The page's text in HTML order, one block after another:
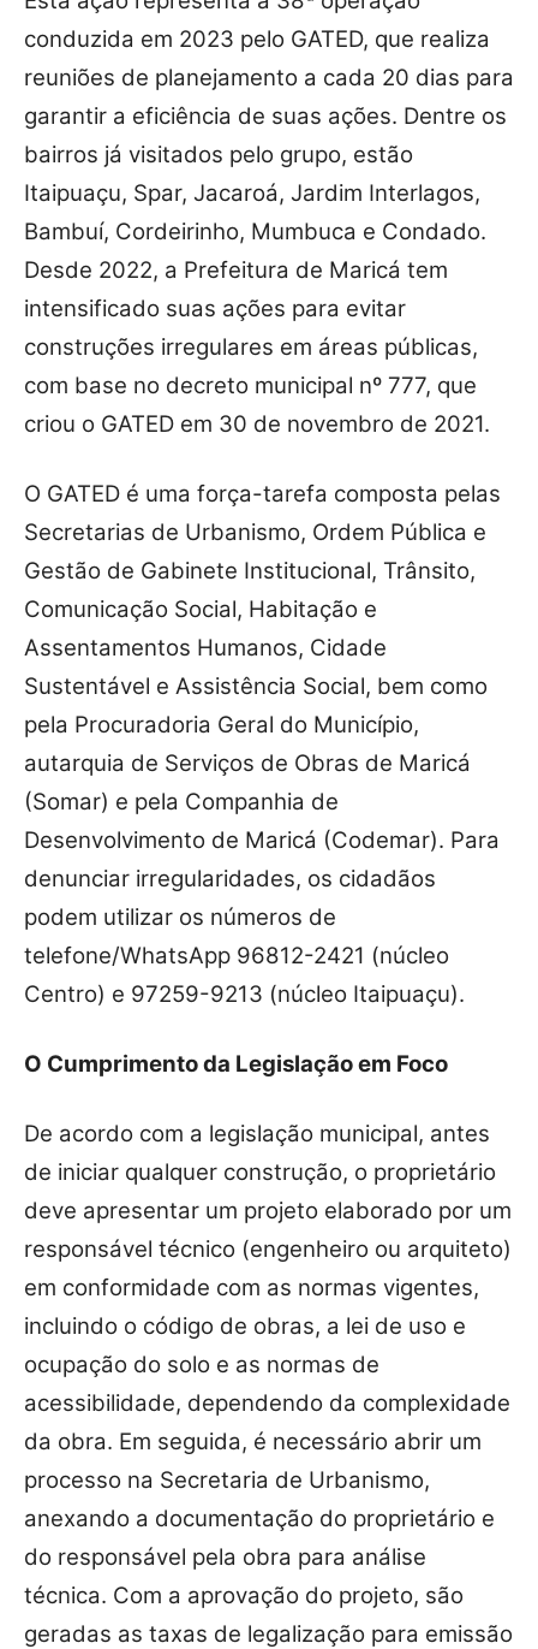
conduzida em 2023 pelo GATED, que realiza
reuniões de planejamento a cada 20 dias para
garantir a eficiência de suas ações. Dentre os
bairros já visitados pelo grupo, estão
Itaipuaçu, Spar, Jacaroá, Jardim Interlagos,
Bambuí, Cordeirinho, Mumbuca e Condado.
Desde 2022, a Prefeitura de Maricá tem
intensificado suas ações para evitar
construções irregulares em áreas públicas,
com base no decreto municipal nº 777, que
criou o GATED em 30 de novembro de 2021.
O GATED é uma força-tarefa composta pelas
Secretarias de Urbanismo, Ordem Pública e
Gestão de Gabinete Institucional, Trânsito,
Comunicação Social, Habitação e
Assentamentos Humanos, Cidade
Sustentável e Assistência Social, bem como
pela Procuradoria Geral do Município,
autarquia de Serviços de Obras de Maricá
(Somar) e pela Companhia de
Desenvolvimento de Maricá (Codemar). Para
denunciar irregularidades, os cidadãos
podem utilizar os números de
telefone/WhatsApp 96812-2421 (núcleo
Centro) e 97259-9213 (núcleo Itaipuaçu).
O Cumprimento da Legislação em Foco
De acordo com a legislação municipal, antes
de iniciar qualquer construção, o proprietário
deve apresentar um projeto elaborado por um
responsável técnico (engenheiro ou arquiteto)
em conformidade com as normas vigentes,
incluindo o código de obras, a lei de uso e
ocupação do solo e as normas de
acessibilidade, dependendo da complexidade
da obra. Em seguida, é necessário abrir um
processo na Secretaria de Urbanismo,
anexando a documentação do proprietário e
do responsável pela obra para análise
técnica. Com a aprovação do projeto, são
geradas as taxas de legalização para emissão